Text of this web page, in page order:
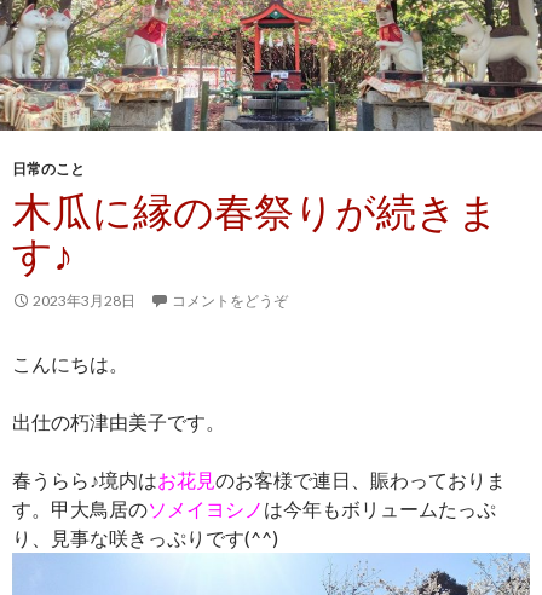
日常のこと
木瓜に縁の春祭りが続きま
す♪
2023年3月28日 コメントをどうぞ
こんにちは。
出仕の朽津由美子です。
春うらら♪境内はお花見のお客様で連日、賑わっておりま
す。甲大鳥居のソメイヨシノ は今年もボリュームたっぷ
り、見事な咲きっぷりです(^^)